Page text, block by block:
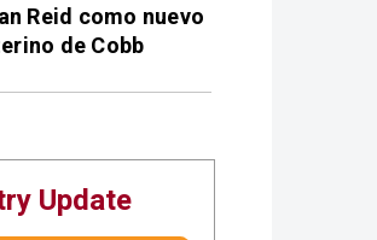
Reid como nuevo
de Cobb
Update